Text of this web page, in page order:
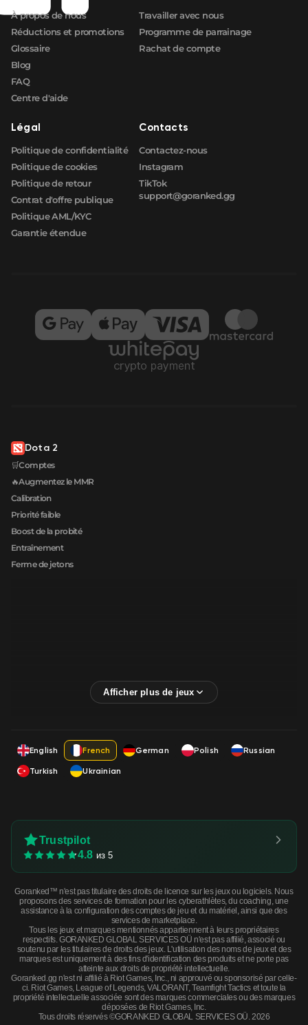
À propos de nous
Réductions et promotions
Glossaire
Blog
FAQ
Centre d'aide
Travailler avec nous
Programme de parrainage
Rachat de compte
Légal
Politique de confidentialité
Politique de cookies
Politique de retour
Contrat d'offre publique
Politique AML/KYC
Garantie étendue
Contacts
Contactez-nous
Instagram
TikTok
support@goranked.gg
Dota 2
🛒Comptes
🔥Augmentez le MMR
Calibration
Priorité faible
Boost de la probité
Entraînement
Ferme de jetons
English French German Polish
Russian
Turkish
Ukrainian
Trustpilot
4.8 из 5
Goranked™ n'est pas titulaire des droits de licence sur les jeux ou logiciels. Nous
proposons des services de formation pour les cyberathlètes, du coaching, une
assistance à la configuration des comptes de jeu et du matériel, ainsi que des
services de marketplace.
Tous les jeux et marques mentionnés appartiennent à leurs propriétaires
respectifs. GORANKED GLOBAL SERVICES OÜ n'est pas affilié, associé ou
soutenu par les titulaires de droits des jeux. L'utilisation des noms de jeux et des
marques est uniquement à des fins d'identification des produits et ne porte pas
atteinte aux droits de propriété intellectuelle.
Goranked.gg n'est ni affilié à Riot Games, Inc., ni approuvé ou sponsorisé par celle-
ci. Riot Games, League of Legends, VALORANT, Teamfight Tactics et toute la
propriété intellectuelle associée sont des marques commerciales ou des marques
déposées de Riot Games, Inc.
Tous droits réservés ©GORANKED GLOBAL SERVICES OÜ. 2026